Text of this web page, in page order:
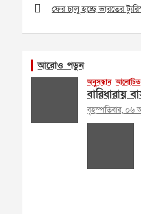
navigation
ফের চালু হচ্ছে ভারতের
আরোও পড়ুন
অনুসন্ধান আলোচিত
বারিধারায়
বৃহস্পতিবার,